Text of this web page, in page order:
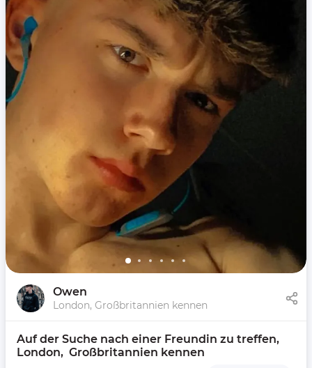
Owen
London, Großbritannien kennen
Auf der Suche nach einer Freundin zu treffen,
London,  Großbritannien kennen